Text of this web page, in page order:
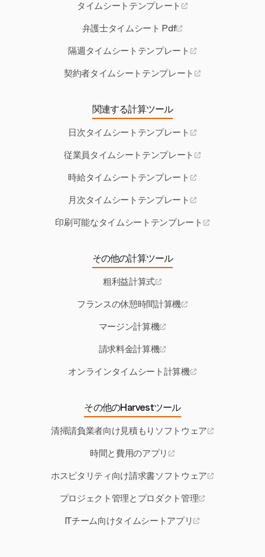
タイムシートテンプレート
弁護士タイムシート Pdf
隔週タイムシートテンプレート
契約者タイムシートテンプレート
関連する計算ツール
日次タイムシートテンプレート
従業員タイムシートテンプレート
時給タイムシートテンプレート
月次タイムシートテンプレート
印刷可能なタイムシートテンプレート
その他の計算ツール
粗利益計算式
フランスの休憩時間計算機
マージン計算機
請求料金計算機
オンラインタイムシート計算機
その他のHarvestツール
清掃請負業者向け見積もりソフトウェア
時間と費用のアプリ
ホスピタリティ向け請求書ソフトウェア
プロジェクト管理とプロダクト管理
ITチーム向けタイムシートアプリ